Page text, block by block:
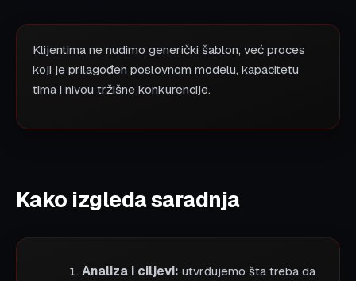
Klijentima ne nudimo generički šablon, već proces
koji je prilagođen poslovnom modelu, kapacitetu
tima i nivou tržišne konkurencije.
Kako izgleda saradnja
Analiza i ciljevi: utvrđujemo šta treba da